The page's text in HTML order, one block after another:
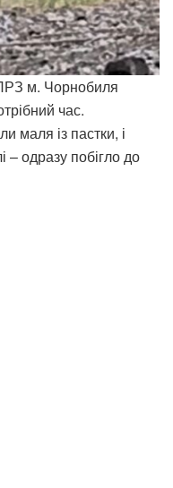
м. Чорнобиля
час.
маля із пастки, і
одразу побігло до